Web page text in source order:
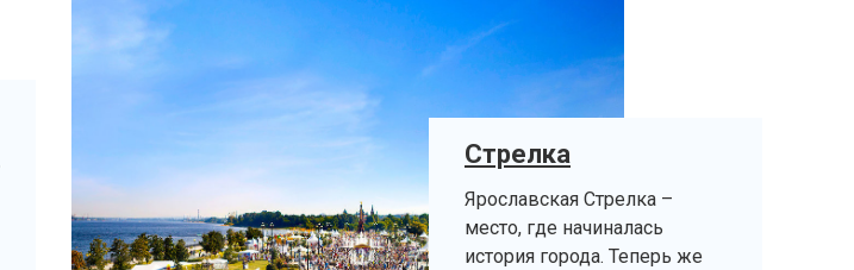
Стрелка
Ярославская Стрелка –
место, где начиналась
история города. Теперь же